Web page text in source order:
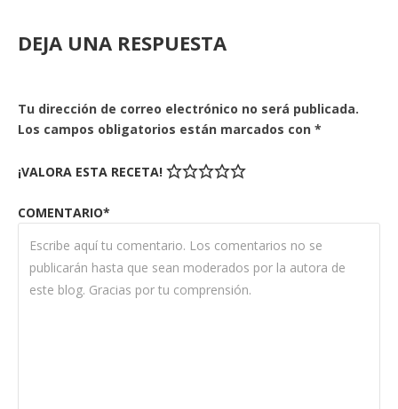
DEJA UNA RESPUESTA
Tu dirección de correo electrónico no será publicada.
Los campos obligatorios están marcados con *
¡VALORA ESTA RECETA!
COMENTARIO*